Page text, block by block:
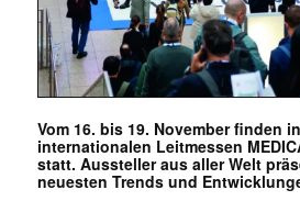
Vom 16. bis 19. November finden
internationalen Leitmessen
statt. Aussteller aus aller Welt
neuesten Trends und